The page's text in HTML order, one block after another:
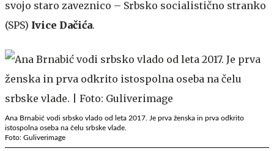
svojo staro zaveznico – Srbsko socialistično stranko
(SPS) Ivice Dačića.
Ana Brnabić vodi srbsko vlado od leta 2017. Je prva ženska in prva odkrito
istospolna oseba na čelu srbske vlade.
Foto: Guliverimage